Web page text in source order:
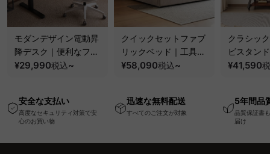
モダンデザイン電動昇
降デスク｜便利なフッ
ク・コンセント・
ー機能搭載ワークデス
ク
¥29,990税込~
クイックセットファブ
リックベッド｜工具不
要で組み立てられるク
¥58,090税込~
クラシッ
ビスタン
100kgの
¥41,590
安全な支払い
高度なセキュリティ対策で安
心のお買い物
迅速な無料配送
すべてのご注文が対象
5年間品
品質保証書
届け